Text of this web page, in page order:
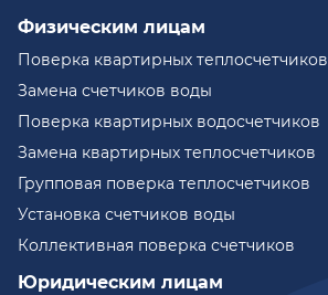
Физическим лицам
Поверка квартирных теплосчетчиков
Замена счетчиков воды
Поверка квартирных водосчетчиков
Замена квартирных теплосчетчиков
Групповая поверка теплосчетчиков
Установка счетчиков воды
Коллективная поверка счетчиков
Юридическим лицам